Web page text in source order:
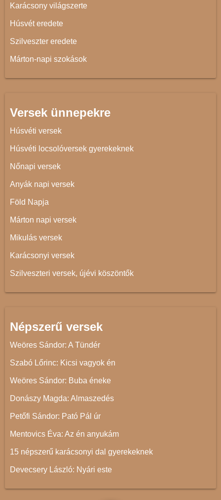
Karácsony világszerte
Húsvét eredete
Szilveszter eredete
Márton-napi szokások
Versek ünnepekre
Húsvéti versek
Húsvéti locsolóversek gyerekeknek
Nőnapi versek
Anyák napi versek
Föld Napja
Márton napi versek
Mikulás versek
Karácsonyi versek
Szilveszteri versek, újévi köszöntők
Népszerű versek
Weöres Sándor: A Tündér
Szabó Lőrinc: Kicsi vagyok én
Weöres Sándor: Buba éneke
Donászy Magda: Almaszedés
Petőfi Sándor: Pató Pál úr
Mentovics Éva: Az én anyukám
15 népszerű karácsonyi dal gyerekeknek
Devecsery László: Nyári este